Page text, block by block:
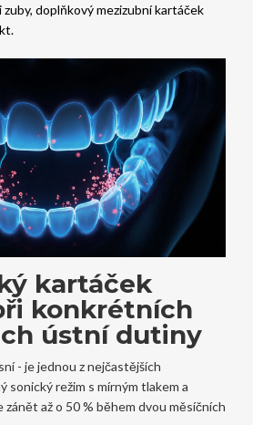
zuby, doplňkový mezizubní kartáček
kartáček
konkrétních
ústní dutiny
- je jednou z nejčastějších
sonický režim s mírným tlakem a
zánět až o 50 % během dvou měsíčních